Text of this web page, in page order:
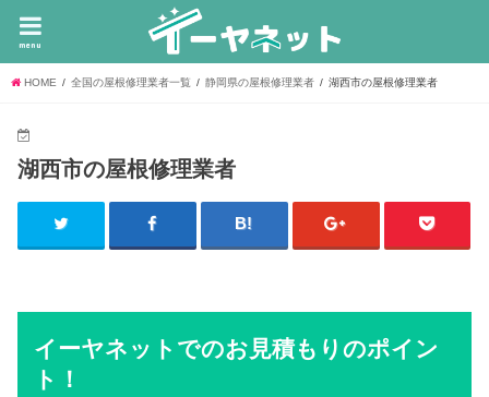
menu
HOME 全国の屋根修理業者一覧 静岡県の屋根修理業者 湖西市の屋根修理業者
湖西市の屋根修理業者
イーヤネットでのお見積もりのポイン
ト！